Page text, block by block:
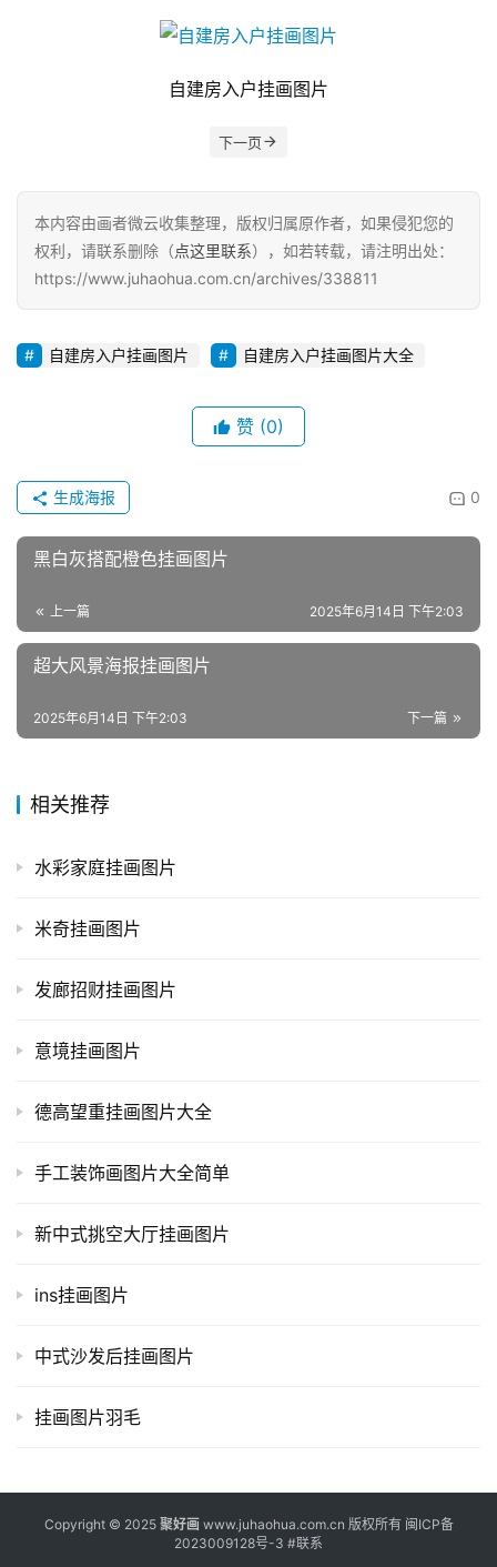
自建房入户挂画图片
下一页
本内容由画者微云收集整理，版权归属原作者，如果侵犯您的
权利，请联系删除（点这里联系），如若转载，请注明出处：
https://www.juhaohua.com.cn/archives/338811
自建房入户挂画图片 自建房入户挂画图片大全
赞 (0)
0
生成海报
黑白灰搭配橙色挂画图片
上一篇 2025年6月14日 下午2:03
超大风景海报挂画图片
下一篇
2025年6月14日 下午2:03
相关推荐
水彩家庭挂画图片
米奇挂画图片
发廊招财挂画图片
意境挂画图片
德高望重挂画图片大全
手工装饰画图片大全简单
新中式挑空大厅挂画图片
ins挂画图片
中式沙发后挂画图片
挂画图片羽毛
Copyright © 2025 聚好画www.juhaohua.com.cn 版权所有 闽ICP备
2023009128号-3 #联系